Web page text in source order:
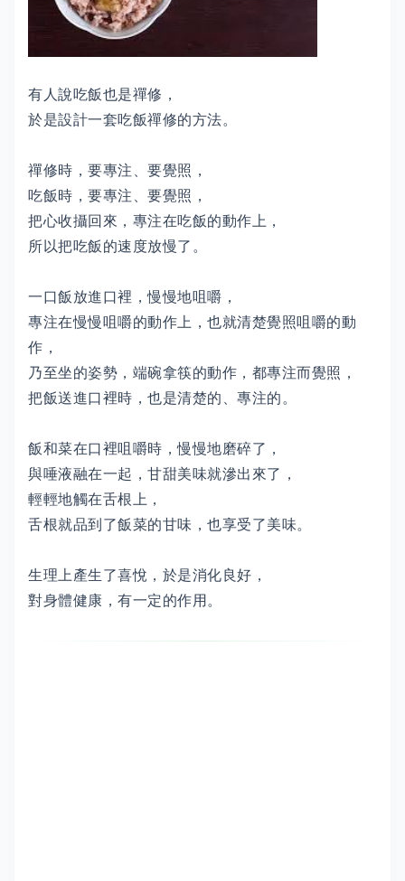
有人說吃飯也是禪修，
於是設計一套吃飯禪修的方法。
禪修時，要專注、要覺照，
吃飯時，要專注、要覺照，
把心收攝回來，專注在吃飯的動作上，
所以把吃飯的速度放慢了。
一口飯放進口裡，慢慢地咀嚼，
專注在慢慢咀嚼的動作上，也就清楚覺照咀嚼的動
作，
乃至坐的姿勢，端碗拿筷的動作，都專注而覺照，
把飯送進口裡時，也是清楚的、專注的。
飯和菜在口裡咀嚼時，慢慢地磨碎了，
與唾液融在一起，甘甜美味就滲出來了，
輕輕地觸在舌根上，
舌根就品到了飯菜的甘味，也享受了美味。
生理上產生了喜悅，於是消化良好，
對身體健康，有一定的作用。